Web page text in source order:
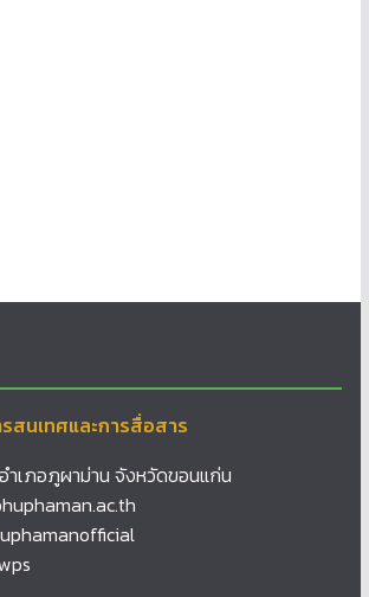
สนเทศและการสื่อสาร
ำเภอภูผาม่าน จังหวัดขอนแก่น